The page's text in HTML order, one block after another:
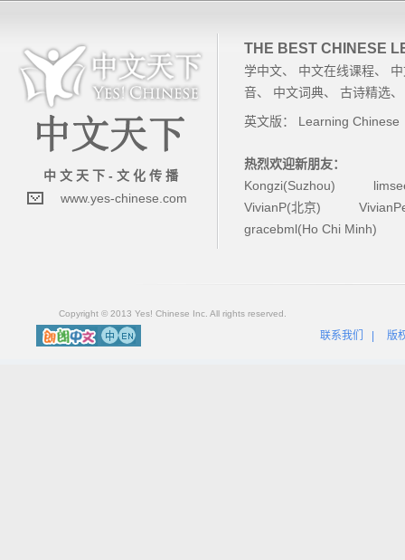
中 文 天 下 - 文 化 传 播
www.yes-chinese.com
THE BEST CHINESE
学中文、 中文在线课程、
音、 中文词典、 古诗精选
英文版： Learning Chinese
热烈欢迎新朋友：
Kongzi(Suzhou)
VivianP(北京)
gracebml(Ho Chi Minh)
Copyright © 2013 Yes! Chinese Inc. All rights reserved.
联系我们 版